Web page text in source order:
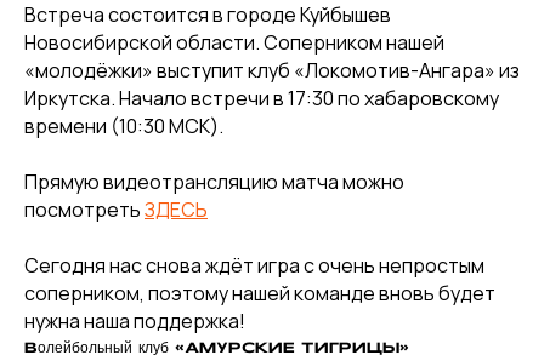
Встреча состоится в городе Куйбышев
Новосибирской области. Соперником нашей
«молодёжки» выступит клуб «Локомотив-Ангара» из
Иркутска. Начало встречи в 17:30 по хабаровскому
времени (10:30 МСК).
Прямую видеотрансляцию матча можно
посмотретьЗДЕСЬ
Сегодня нас снова ждёт игра с очень непростым
соперником, поэтому нашей команде вновь будет
нужна наша поддержка!
Волейбольный клуб «АМУРСКИЕ ТИГРИЦЫ»
Команда «Амурские Тигрицы»
Команда «Амурские Тигрицы-ДВГАФК»
Партнёры клуба
Магазин атрибутики
СОРЕВНОВАНИЯ
2025-2026 Высшая лига «Б»
2026 Кубок России
2025 Кубок Сибири и Дальнего Востока